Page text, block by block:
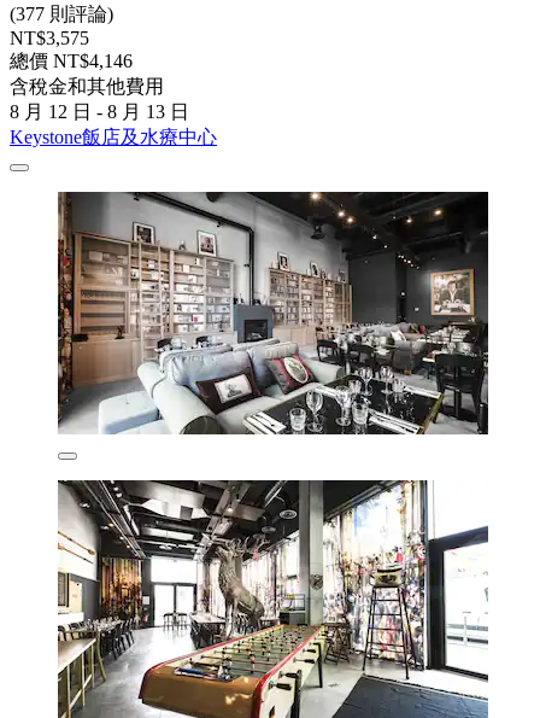
(377 則評論)
NT$3,575
總價 NT$4,146
含稅金和其他費用
8 月 12 日 - 8 月 13 日
Keystone飯店及水療中心